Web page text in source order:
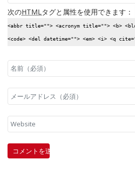
次のHTML タグと属性を使用できます：
<abbr title=""> <acronym title=""> <b>
<code> <del datetime=""> <em> <i> <q